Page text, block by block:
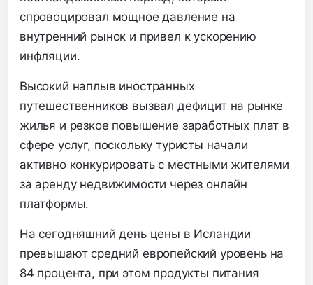
спровоцировал мощное давление на
внутренний рынок и привел к ускорению
инфляции.
Высокий наплыв иностранных
путешественников вызвал дефицит на рынке
жилья и резкое повышение заработных плат в
сфере услуг, поскольку туристы начали
активно конкурировать с местными жителями
за аренду недвижимости через онлайн
платформы.
На сегодняшний день цены в Исландии
превышают средний европейский уровень на
84 процента, при этом продукты питания